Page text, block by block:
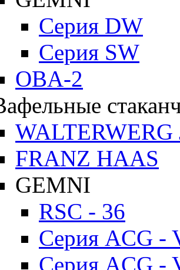
Серия DW
Серия SW
OBA-2
WALTERWERG
FRANZ HAAS
GEMNI
RSC - 36
Серия ACG -
Серия ACG -